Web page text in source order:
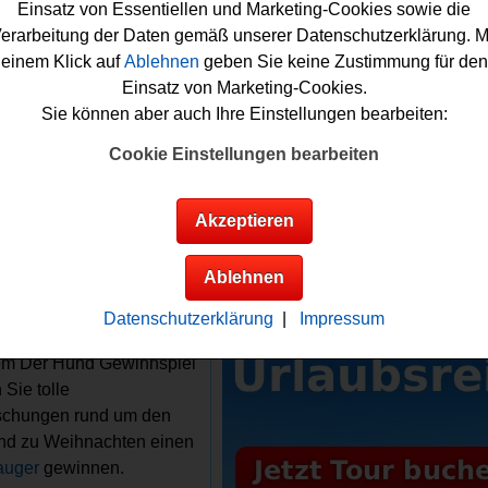
Hund Adventskalender Gewinnspiel kostenlos mitmachen
Sie nur die täglichen Türchen öffnen, eine kleine Aufgabe
sich damit Ihre Chance sichern. Viel Glück bei diesem
von Der Hund!
verlost tolle Überraschungen rund um den
Weihnachten einen Staubsauger
Anzeige:
zum Der
Der Hund Gewinnspiel
Sie tolle
rund um den
zu Weihnachten einen
gewinnen.
Einsatz von Essentiellen und Marketing-Cookies sowie die
der Daten gemäß unserer Datenschutzerklärung.
einem Klick aufAblehnen geben Sie keine Zustimmung für den
Einsatz von Marketing-Cookies.
Sie können aber auch Ihre Einstellungen bearbeiten:
Cookie Einstellungen bearbeiten
Akzeptieren
Ablehnen
Datenschutzerklärung Impressum